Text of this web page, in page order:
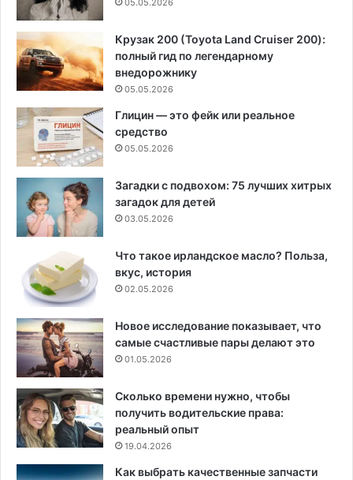
05.05.2026
Крузак 200 (Toyota Land Cruiser 200):
полный гид по легендарному
внедорожнику
05.05.2026
Глицин — это фейк или реальное
средство
05.05.2026
Загадки с подвохом: 75 лучших хитрых
загадок для детей
03.05.2026
Что такое ирландское масло? Польза,
вкус, история
02.05.2026
Новое исследование показывает, что
самые счастливые пары делают это
01.05.2026
Сколько времени нужно, чтобы
получить водительские права:
реальный опыт
19.04.2026
Как выбрать качественные запчасти